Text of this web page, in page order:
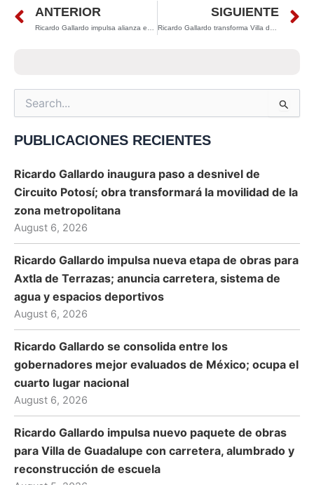
Prev
ANTERIOR SIGUIENTE
Search
for:
PUBLICACIONES RECIENTES
Ricardo Gallardo inaugura paso a desnivel de
Circuito Potosí; obra transformará la movilidad de la
zona metropolitana
August 6, 2026
Ricardo Gallardo impulsa nueva etapa de obras para
Axtla de Terrazas; anuncia carretera, sistema de
agua y espacios deportivos
August 6, 2026
Ricardo Gallardo se consolida entre los
gobernadores mejor evaluados de México; ocupa el
cuarto lugar nacional
August 6, 2026
Ricardo Gallardo impulsa nuevo paquete de obras
para Villa de Guadalupe con carretera, alumbrado y
reconstrucción de escuela